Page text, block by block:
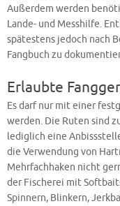
Außerdem werden
Lande- und Messhilfe.
spätestens jedoch nach
Fangbuch zu
Erlaubte
Es darf nur mit einer
werden. Die Ruten sind
lediglich eine
die Verwendung von
Mehrfachhaken nicht
der Fischerei mit
Spinnern, Blinkern,